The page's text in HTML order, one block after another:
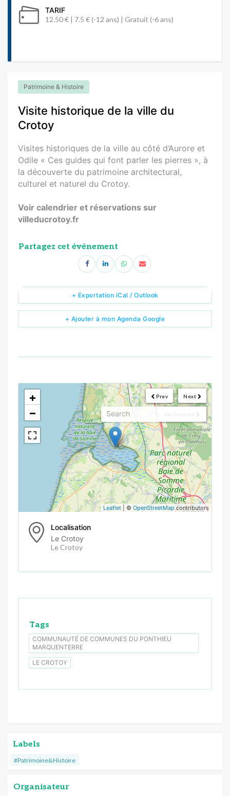
TARIF
12.50 € | 7.5 € (-12 ans) | Gratuit (-6 ans)
Patrimoine & Histoire
Visite historique de la ville du
Crotoy
Visites historiques de la ville au côté d’Aurore et
Odile « Ces guides qui font parler les pierres », à
la découverte du patrimoine architectural,
culturel et naturel du Crotoy.
Voir calendrier et réservations sur
villeducrotoy.fr
Partagez cet événement
+ Ajouter à mon Agenda Google
+ Exportation iCal / Outlook
Next
Prev
My Position
<!---->
+
−
Leaflet | © OpenStreetMapcontributors
Localisation
Le Crotoy
Le Crotoy
Tags
COMMUNAUTÉ DE COMMUNES DU PONTHIEU
MARQUENTERRE
LE CROTOY
Labels
#Patrimoine&Histoire
Organisateur